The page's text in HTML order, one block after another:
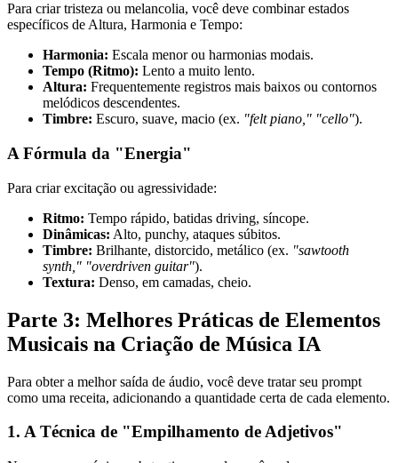
Para criar tristeza ou melancolia, você deve combinar estados
específicos de Altura, Harmonia e Tempo:
Harmonia: Escala menor ou harmonias modais.
Tempo (Ritmo): Lento a muito lento.
Altura: Frequentemente registros mais baixos ou contornos
melódicos descendentes.
Timbre: Escuro, suave, macio (ex. "felt piano," "cello").
A Fórmula da "Energia"
Para criar excitação ou agressividade:
Ritmo: Tempo rápido, batidas driving, síncope.
Dinâmicas: Alto, punchy, ataques súbitos.
Timbre: Brilhante, distorcido, metálico (ex. "sawtooth
synth," "overdriven guitar").
Textura: Denso, em camadas, cheio.
Parte 3: Melhores Práticas de Elementos
Musicais na Criação de Música IA
Para obter a melhor saída de áudio, você deve tratar seu prompt
como uma receita, adicionando a quantidade certa de cada elemento.
1. A Técnica de "Empilhamento de Adjetivos"